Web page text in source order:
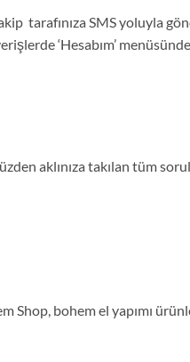
tarafınıza SMS yoluyla
‘Hesabım’
aklınıza takılan tüm
Shop, bohem el yapımı